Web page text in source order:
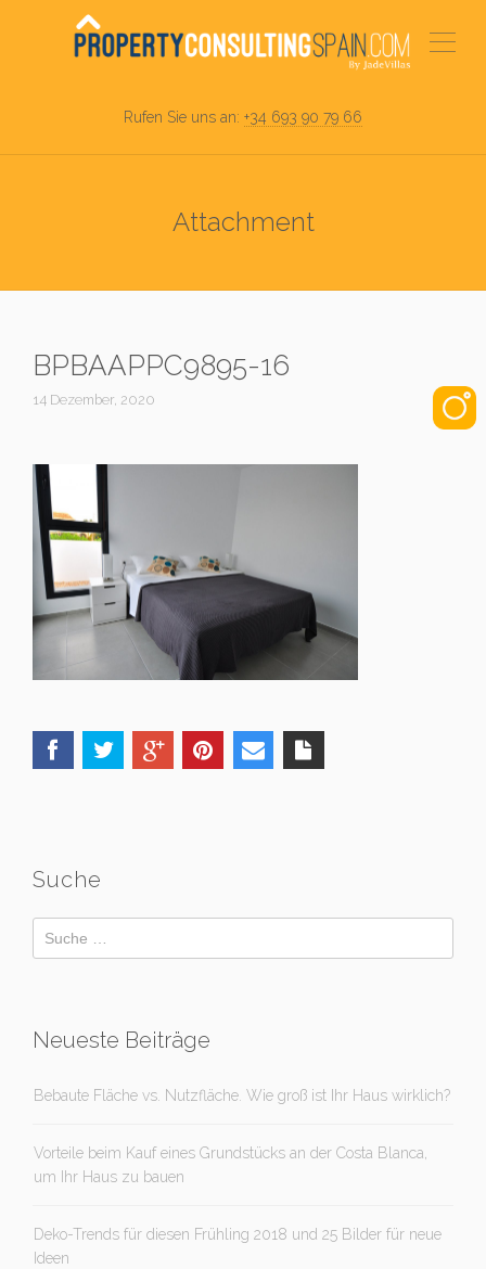
Rufen Sie uns an: +34 693 90 79 66
Attachment
BPBAAPPC9895-16
14 Dezember, 2020
Suche
Neueste Beiträge
Bebaute Fläche vs. Nutzfläche. Wie groß ist Ihr Haus wirklich?
Vorteile beim Kauf eines Grundstücks an der Costa Blanca,
um Ihr Haus zu bauen
Deko-Trends für diesen Frühling 2018 und 25 Bilder für neue
Ideen